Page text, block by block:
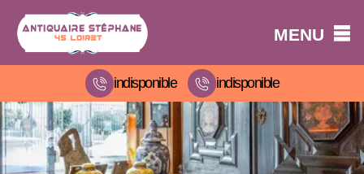
MENU
indisponible indisponible